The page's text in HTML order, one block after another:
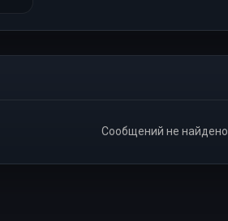
Сообщений не найдено